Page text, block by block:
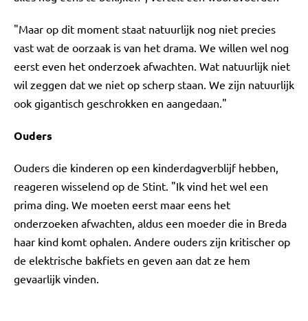
"Maar op dit moment staat natuurlijk nog niet precies
vast wat de oorzaak is van het drama. We willen wel nog
eerst even het onderzoek afwachten. Wat natuurlijk niet
wil zeggen dat we niet op scherp staan. We zijn natuurlijk
ook gigantisch geschrokken en aangedaan."
Ouders
Ouders die kinderen op een kinderdagverblijf hebben,
reageren wisselend op de Stint. "Ik vind het wel een
prima ding. We moeten eerst maar eens het
onderzoeken afwachten, aldus een moeder die in Breda
haar kind komt ophalen. Andere ouders zijn kritischer op
de elektrische bakfiets en geven aan dat ze hem
gevaarlijk vinden.